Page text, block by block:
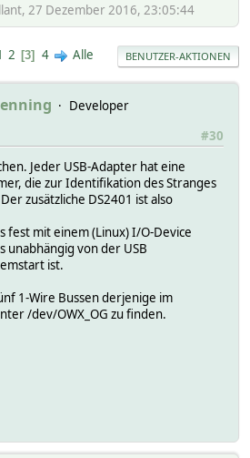
27 Dezember 2016, 23:05:44
2 3 4 Alle BENUTZER-AKTIONEN
Developer
#30
Jeder USB-Adapter hat eine
die zur Identifikation des Stranges
zusätzliche DS2401 ist also
fest mit einem (Linux) I/O-Device
unabhängig von der USB
ist.
1-Wire Bussen derjenige im
/dev/OWX_OG zu finden.